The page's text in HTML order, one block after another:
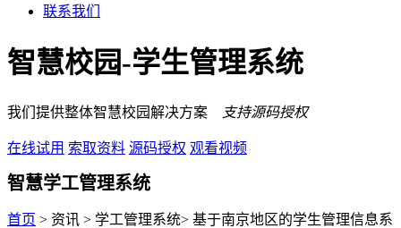
联系我们
智慧校园-学生管理系统
我们提供整体智慧校园解决方案 支持源码授权
在线试用 索取资料 源码授权 观看视频
智慧学工管理系统
首页 > 资讯 > 学工管理系统> 基于南京地区的学生管理信息系